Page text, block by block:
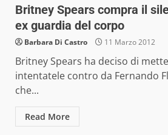
Britney Spears compra il
ex guardia del corpo
Barbara Di Castro 11 Marzo 2012
Britney Spears ha deciso di
intentatele contro da Fernando
che...
Read More